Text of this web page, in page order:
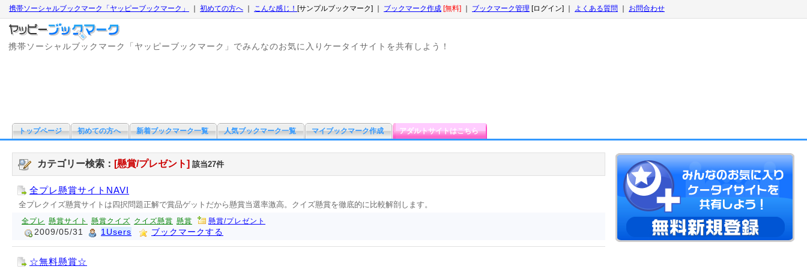
携帯ソーシャルブックマーク「ヤッピーブックマーク」 初めての方へ こんな感じ！ [サンプルブックマーク] ｜ ブックマーク作成 [無料] ブックマーク管理 [ログイン] ｜ よくある質問 お問合わせ
携帯ソーシャルブックマーク「ヤッピーブックマーク」でみんなのお気に入りケータイサイトを共有しよう！
トップページ 初めての方へ 新着ブックマーク一覧 人気ブックマーク一覧 マイブックマーク作成 アダルトサイトはこちら
カテゴリー検索： [懸賞/プレゼント] 該当27件
全プレ懸賞サイトNAVI
全プレクイズ懸賞サイトは四択問題正解で賞品ゲットだから懸賞当選率激高。クイズ懸賞を徹底的に比較解剖します。
全プレ 懸賞サイト 懸賞クイズ クイズ懸賞 懸賞 懸賞/プレゼント
2009/05/31 1Users ブックマークする
☆無料懸賞☆